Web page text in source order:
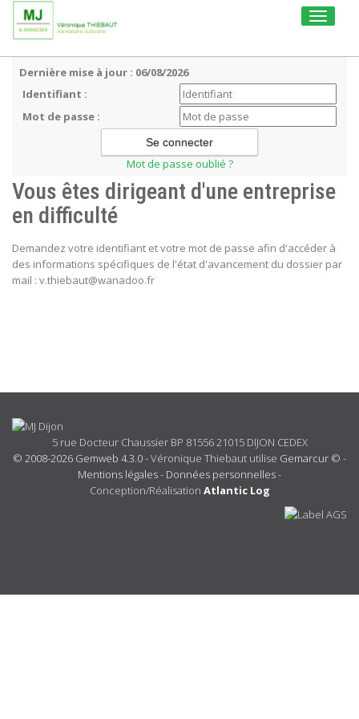
Toggle
Dernière mise à jour : 06/08/2026
Identifiant :
Mot de passe :
Mot de passe oublié ?
Vous êtes dirigeant d'une entreprise
en difficulté
Demandez votre identifiant et votre mot de passe afin d'accéder à
des informations spécifiques de l'état d'avancement du dossier par
mail : v.thiebaut@wanadoo.fr
5 rue Docteur Chaussier BP 81556 21015 DIJON CEDEX
© 2008-2026 Gemweb 4.3.0- Véronique Thiebaut utilise Gemarcur © -
Mentions légales- Données personnelles-
Conception/Réalisation Atlantic Log